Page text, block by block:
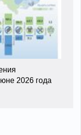
2026 года